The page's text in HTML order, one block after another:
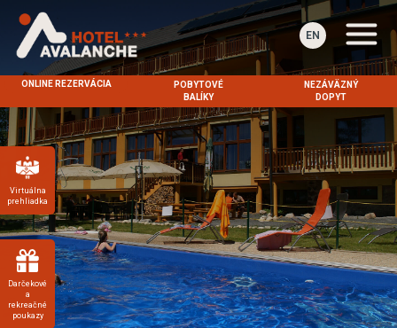
ONLINE REZERVÁCIA
POBYTOVÉ
BALÍKY
NEZÁVÄZNÝ
DOPYT
EN
Virtuálna
prehliadka
Darčekové
a
rekreačné
poukazy